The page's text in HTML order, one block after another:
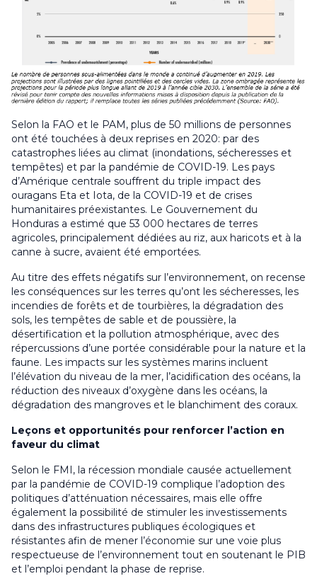
Selon la FAO et le PAM, plus de 50 millions de personnes
ont été touchées à deux reprises en 2020: par des
catastrophes liées au climat (inondations, sécheresses et
tempêtes) et par la pandémie de COVID-19. Les pays
d’Amérique centrale souffrent du triple impact des
ouragans Eta et Iota, de la COVID-19 et de crises
humanitaires préexistantes. Le Gouvernement du
Honduras a estimé que 53 000 hectares de terres
agricoles, principalement dédiées au riz, aux haricots et à la
canne à sucre, avaient été emportées.
Au titre des effets négatifs sur l’environnement, on recense
les conséquences sur les terres qu’ont les sécheresses, les
incendies de forêts et de tourbières, la dégradation des
sols, les tempêtes de sable et de poussière, la
désertification et la pollution atmosphérique, avec des
répercussions d’une portée considérable pour la nature et la
faune. Les impacts sur les systèmes marins incluent
l’élévation du niveau de la mer, l’acidification des océans, la
réduction des niveaux d’oxygène dans les océans, la
dégradation des mangroves et le blanchiment des coraux.
Leçons et opportunités pour renforcer l’action en
faveur du climat
Selon le FMI, la récession mondiale causée actuellement
par la pandémie de COVID-19 complique l’adoption des
politiques d’atténuation nécessaires, mais elle offre
également la possibilité de stimuler les investissements
dans des infrastructures publiques écologiques et
résistantes afin de mener l’économie sur une voie plus
respectueuse de l’environnement tout en soutenant le PIB
et l’emploi pendant la phase de reprise.